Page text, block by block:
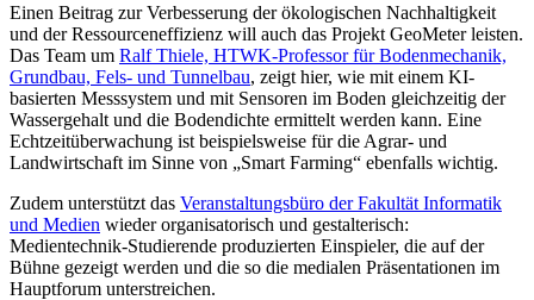
Einen Beitrag zur Verbesserung der ökologischen Nachhaltigkeit
und der Ressourceneffizienz will auch das Projekt GeoMeter leisten.
Das Team um Ralf Thiele, HTWK-Professor für Bodenmechanik,
Grundbau, Fels- und Tunnelbau, zeigt hier, wie mit einem KI-
basierten Messsystem und mit Sensoren im Boden gleichzeitig der
Wassergehalt und die Bodendichte ermittelt werden kann. Eine
Echtzeitüberwachung ist beispielsweise für die Agrar- und
Landwirtschaft im Sinne von „Smart Farming“ ebenfalls wichtig.
Zudem unterstützt das Veranstaltungsbüro der Fakultät Informatik
und Medien wieder organisatorisch und gestalterisch:
Medientechnik-Studierende produzierten Einspieler, die auf der
Bühne gezeigt werden und die so die medialen Präsentationen im
Hauptforum unterstreichen.